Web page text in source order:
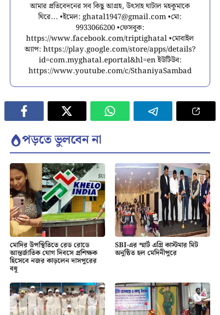
আমার প্রতিবেদনের সব কিছু আগ্রহ, উৎসাহ ঘাটাল মহকুমাকে
ঘিরে... •ইমেল: ghatal1947@gmail.com•মো:
9933066200 •ফেসবুক:
https://www.facebook.com/triptighatal •মোবাইল
অ্যাপ: https://play.google.com/store/apps/details?
id=com.myghatal.eportal&hl=en ইউটিউব:
https://www.youtube.com/c/SthaniyaSambad
পড়তে ভুলবেন না
মোদির উপস্থিতিতে রেড রোডে
আন্তর্জাতিক যোগ দিবসে প্রশিক্ষক
হিসেবে নজর কাড়লেন দাসপুরের
বধূ
SBI-এর স্মার্ট এগ্রি কাস্টমার মিট
অনুষ্ঠিত হল মেদিনীপুরে